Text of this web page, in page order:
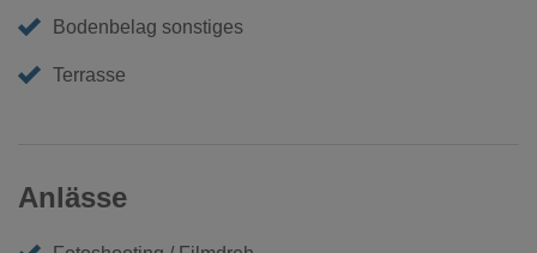
Bodenbelag sonstiges
Terrasse
Anlässe